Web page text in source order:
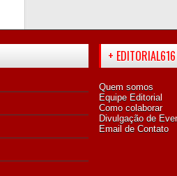
+ EDITORIAL616
Quem somos
Equipe Editorial
Como colaborar
Divulgação de
Email de Contato